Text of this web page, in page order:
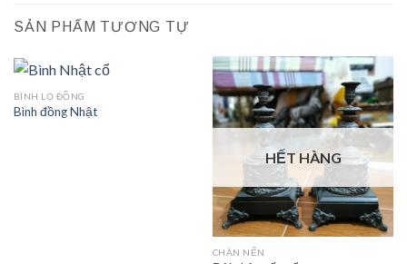
SẢN PHẨM TƯƠNG TỰ
BÌNH LỌ ĐỒNG
Bình đồng Nhật
HẾT HÀNG
CHÂN NẾN